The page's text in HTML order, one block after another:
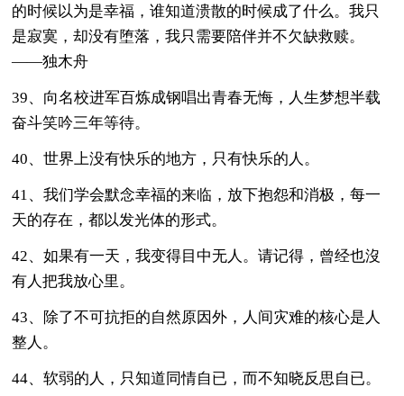
的时候以为是幸福，谁知道溃散的时候成了什么。我只
是寂寞，却没有堕落，我只需要陪伴并不欠缺救赎。
——独木舟
39、向名校进军百炼成钢唱出青春无悔，人生梦想半载
奋斗笑吟三年等待。
40、世界上没有快乐的地方，只有快乐的人。
41、我们学会默念幸福的来临，放下抱怨和消极，每一
天的存在，都以发光体的形式。
42、如果有一天，我变得目中无人。请记得，曾经也沒
有人把我放心里。
43、除了不可抗拒的自然原因外，人间灾难的核心是人
整人。
44、软弱的人，只知道同情自已，而不知晓反思自已。